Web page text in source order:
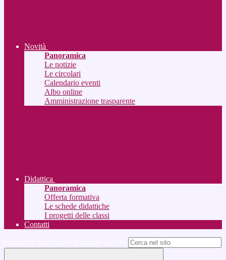
Novità
Panoramica
Le notizie
Le circolari
Calendario eventi
Albo online
Amministrazione trasparente
Didattica
Panoramica
Offerta formativa
Le schede didattiche
I progetti delle classi
Contatti